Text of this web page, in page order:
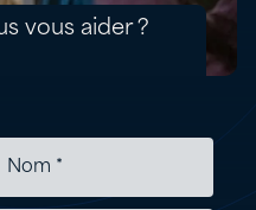
vous aider ?